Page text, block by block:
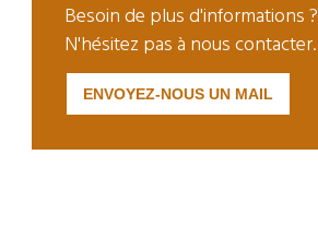
Besoin de plus d'informations ?
N'hésitez pas à nous contacter.
ENVOYEZ-NOUS UN MAIL